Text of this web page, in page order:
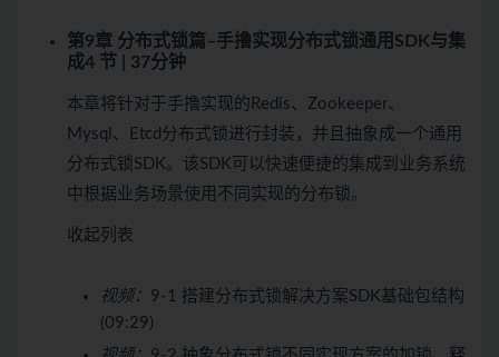
第9章 分布式锁篇–手撸实现分布式锁通用SDK与集
成4 节 | 37分钟
本章将针对于手撸实现的Redis、Zookeeper、
Mysql、Etcd分布式锁进行封装，并且抽象成一个通用
分布式锁SDK。该SDK可以快速便捷的集成到业务系统
中根据业务场景使用不同实现的分布锁。
收起列表
视频： 9-1 搭建分布式锁解决方案SDK基础包结构
(09:29)